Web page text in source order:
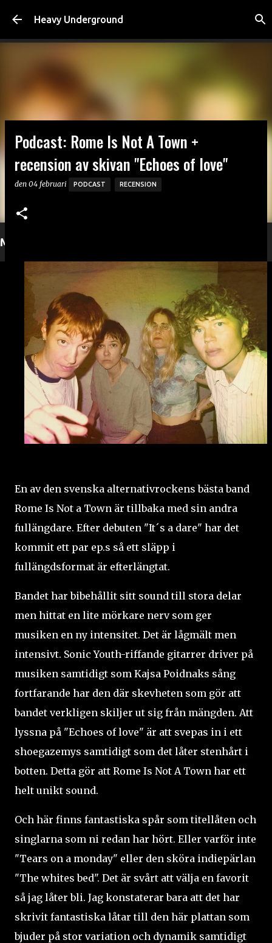
Fortsätt till huvudinnehåll
Heavy Underground
Mer läsning
Podcast: Rome Is Not A Town +
recension av skivan "Echoes of love"
den 04 februari PODCAST RECENSION
En av den svenska alternativrockens bästa band
Rome Is Not a Town är tillbaka med sin andra
fullängdare. Efter debuten "It´s a dare" har det
kommit ett par ep.s så ett släpp i
fullängdsformat är efterlängtat.
Bandet har bibehållit sitt sound till stora delar
men hittat en lite mörkare nerv som ger
musiken en ny intensitet. Det är lågmält men
intensivt. Sonic Youth-riffande gitarrer driver på
musiken samtidigt som Kajsa Poidnaks sång
fortfarande har den där skevheten som gör att
bandet verkligen skiljer ut sig från mängden. Att
lyssna på "Echoes of love" är att svepas in i ett
shoegazemys samtidigt som det låter stenhårt i
botten. Detta gör att Rome Is Not A Town har ett
helt unikt sound.
Och här finns fantastiska spår som titellåten och
singlarna som ni redan har hört. Eller varför inte
"Tears on a monday" eller den sköra indiepärlan
"The whites bed". Det är svårt att välja en favorit
så jag låter bli. Jag konstaterar bara att det har
skrivit fantastiska låtar till den här plattan som
bjuder på stor variation och dynamik samtidigt